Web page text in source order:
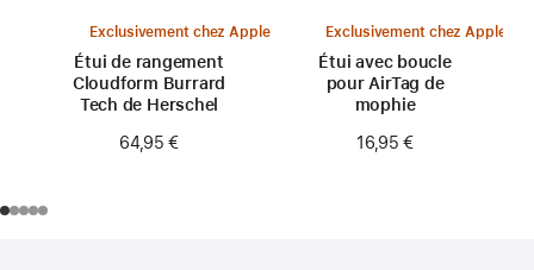
Exclusivement chez Apple
Étui de rangement
Cloudform Burrard
Tech de Herschel
64,95 €
Exclusivement chez Apple
Étui avec boucle
pour AirTag de
mophie
16,95 €